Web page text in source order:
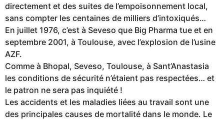
directement et des suites de l’empoisonnement local,
sans compter les centaines de milliers d’intoxiqués…
En juillet 1976, c’est à Seveso que Big Pharma tue et en
septembre 2001, à Toulouse, avec l’explosion de l’usine
AZF.
Comme à Bhopal, Seveso, Toulouse, à Sant’Anastasia
les conditions de sécurité n’étaient pas respectées… et
le patron ne sera pas inquiété !
Les accidents et les maladies liées au travail sont une
des principales causes de mortalité dans le monde. Le